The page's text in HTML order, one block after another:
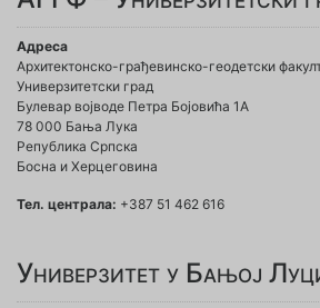
Адреса
Архитектонско-грађевинско-геодетски
Универзитетски град
Булевар војводе Петра Бојовића 1A
78 000 Бања Лука
Република Српска
Босна и Херцеговина
Тел. централа: +387 51 462 616
Универзитет у Бањој